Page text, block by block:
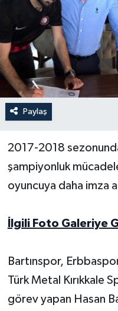
Paylaş
2017-2018
şampiyonluk
oyuncuya daha imza
İlgili Foto Galeriye
Bartınspor,
Türk Metal Kırıkkale
görev yapan Hasan
Siyaset
Spor
Tarım
Turizm
Yaşam
Yerel Yönetimler